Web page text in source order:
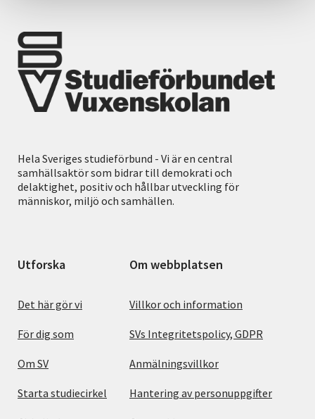
Hela Sveriges studieförbund - Vi är en central
samhällsaktör som bidrar till demokrati och
delaktighet, positiv och hållbar utveckling för
människor, miljö och samhällen.
Utforska
Det här gör vi
För dig som
Om SV
Starta studiecirkel
Om webbplatsen
Villkor och information
SVs Integritetspolicy, GDPR
Anmälningsvillkor
Hantering av personuppgifter